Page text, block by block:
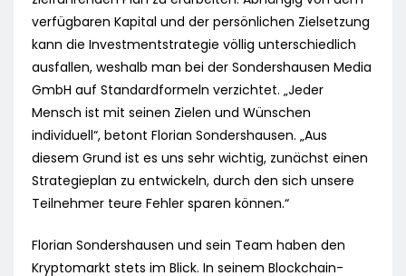
verfügbaren Kapital und der persönlichen Zielsetzung
kann die Investmentstrategie völlig unterschiedlich
ausfallen, weshalb man bei der Sondershausen Media
GmbH auf Standardformeln verzichtet. „Jeder
Mensch ist mit seinen Zielen und Wünschen
individuell“, betont Florian Sondershausen. „Aus
diesem Grund ist es uns sehr wichtig, zunächst einen
Strategieplan zu entwickeln, durch den sich unsere
Teilnehmer teure Fehler sparen können.“
Florian Sondershausen und sein Team haben den
Kryptomarkt stets im Blick. In seinem Blockchain-